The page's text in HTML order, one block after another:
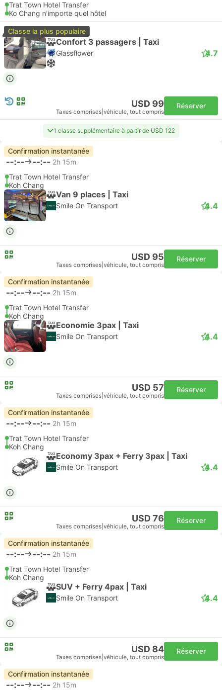
Trat Town Hotel Transfer
Ko Chang n’importe quel hôtel
Classe la plus populaire
Confort 3 passagers | Taxi
Glassflower 4.7
USD 99
Taxes comprises véhicule, tout compris
Réserver
1 classe supplémentaire à partir de USD 122
Confirmation instantanée
--:-- --:-- 2h 15m
Trat Town Hotel Transfer
Koh Chang
Van 9 places | Taxi
Smile On Transport 4.4
USD 95
Taxes comprises véhicule, tout compris
Réserver
Confirmation instantanée
--:-- --:-- 2h 15m
Trat Town Hotel Transfer
Koh Chang
Economie 3pax | Taxi
Smile On Transport 4.4
USD 57
Taxes comprises véhicule, tout compris
Réserver
Confirmation instantanée
--:-- --:-- 2h 15m
Trat Town Hotel Transfer
Koh Chang
Economy 3pax + Ferry 3pax | Taxi
Smile On Transport 4.4
USD 76
Taxes comprises véhicule, tout compris
Réserver
Confirmation instantanée
--:-- --:-- 2h 15m
Trat Town Hotel Transfer
Koh Chang
SUV + Ferry 4pax | Taxi
Smile On Transport 4.4
USD 84
Taxes comprises véhicule, tout compris
Réserver
Confirmation instantanée
--:-- --:-- 2h 15m